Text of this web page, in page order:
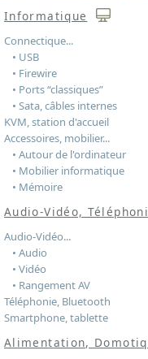
Informatique
Connectique...
• USB
• Firewire
• Ports “classiques”
• Sata, câbles internes
KVM, station d'accueil
Accessoires, mobilier...
• Autour de l'ordinateur
• Mobilier informatique
• Mémoire
Audio-Vidéo,
Audio-Vidéo...
• Audio
• Vidéo
• Rangement AV
Téléphonie, Bluetooth
Smartphone, tablette
Alimentation,